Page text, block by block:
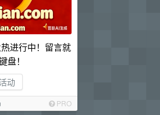
进行中！留言就
盘！
动
PRO